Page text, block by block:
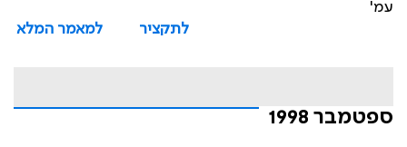
עמ'
לתקציר
למאמר המלא
ספטמבר 1998